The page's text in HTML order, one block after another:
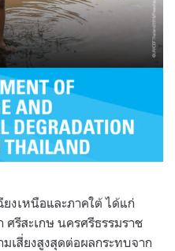
งเหนือและภาคใต้ ได้แก่
รีสะเกษ นครศรีธรรมราช
เสี่ยงสูงสุดต่อผลกระทบจาก